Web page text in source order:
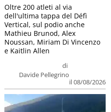
di
Davide Pellegrino
il 08/08/2026
Oltre 200 atleti al via
dell'ultima tappa del Défì
Vertical, sul podio anche
Mathieu Brunod, Alex
Noussan, Miriam Di Vincenzo
e Kaitlin Allen